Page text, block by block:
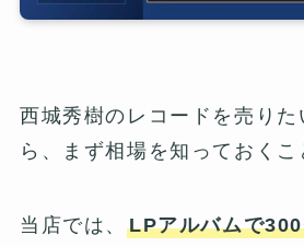
西城秀樹のレコードを売り
ら、まず相場を知っておくこ
当店では、 LPアルバムで